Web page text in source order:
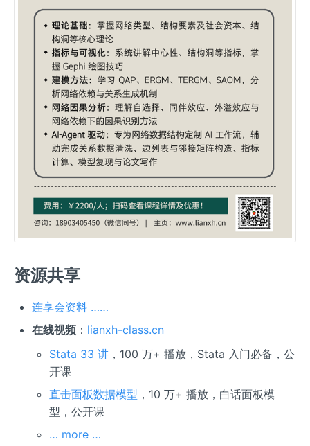
资源共享
连享会资料 ……
在线视频： lianxh-class.cn
Stata 33 讲 ，100 万+ 播放，Stata 入门必备，公
开课
直击面板数据模型 ，10 万+ 播放，白话面板模
型，公开课
… more …